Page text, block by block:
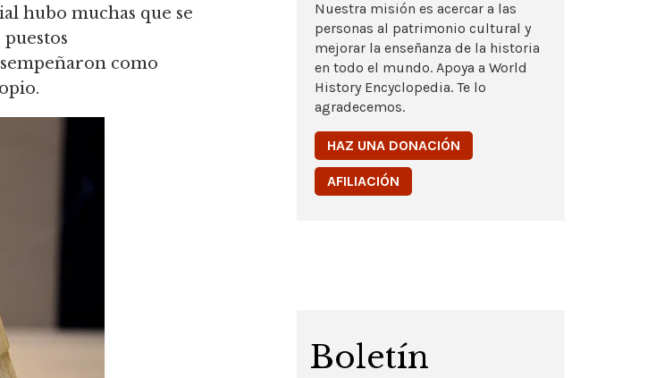
hubo muchas que se
como
Nuestra misión es acercar a las
personas al patrimonio cultural y
mejorar la enseñanza de la historia
en todo el mundo. Apoya a World
History Encyclopedia. Te lo
agradecemos.
HAZ UNA DONACIÓN
AFILIACIÓN
Boletín